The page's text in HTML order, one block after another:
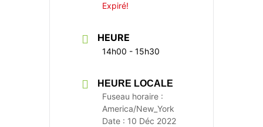
Expiré!
HEURE
14h00 - 15h30
HEURE LOCALE
Fuseau horaire :
America/New_York
Date : 10 Déc 2022